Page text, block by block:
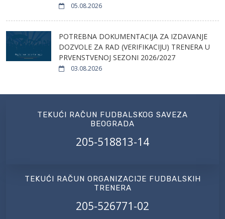
05.08.2026
POTREBNA DOKUMENTACIJA ZA IZDAVANJE
DOZVOLE ZA RAD (VERIFIKACIJU) TRENERA U
PRVENSTVENOJ SEZONI 2026/2027
03.08.2026
TEKUĆI RAČUN FUDBALSKOG SAVEZA
BEOGRADA
205-518813-14
TEKUĆI RAČUN ORGANIZACIJE FUDBALSKIH
TRENERA
205-526771-02